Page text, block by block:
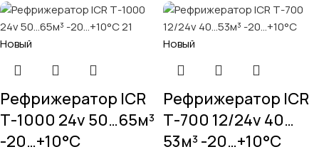
Новый
Рефрижератор ICR
Т-1000 24v 50…65м³
-20…+10°C
Новый
Рефрижератор ICR
Т-700 12/24v 40…
53м³ -20…+10°C